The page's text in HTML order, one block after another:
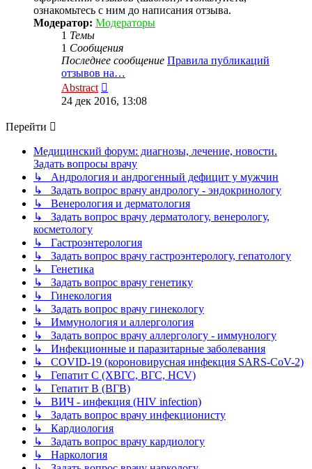
ознакомьтесь с ним до написания отзыва.
Модератор: Модераторы
1 Темы
1 Сообщения
Последнее сообщение Правила публикаций
отзывов на…
Abstract
к
последнему
24 дек 2016, 13:08
Перейти
Медицинский форум: диагнозы, лечение, новости.
Задать вопросы врачу
↳ Андрология и андрогенный дефицит у мужчин
↳ Задать вопрос врачу андрологу - эндокринологу
↳ Венерология и дерматология
↳ Задать вопрос врачу дерматологу, венерологу,
косметологу
↳ Гастроэнтерология
↳ Задать вопрос врачу гастроэнтерологу, гепатологу
↳ Генетика
↳ Задать вопрос врачу генетику
↳ Гинекология
↳ Задать вопрос врачу гинекологу
↳ Иммунология и аллергология
↳ Задать вопрос врачу аллергологу - иммунологу
↳ Инфекционные и паразитарные заболевания
↳ COVID-19 (короновирусная инфекция SARS-CoV-2)
↳ Гепатит C (ХВГС, ВГС, HCV)
↳ Гепатит B (ВГВ)
↳ ВИЧ - инфекция (HIV infection)
↳ Задать вопрос врачу инфекционисту
↳ Кардиология
↳ Задать вопрос врачу кардиологу
↳ Наркология